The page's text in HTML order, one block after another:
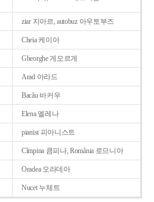
ziar 지아르, autobuz 아우토부즈
Cheia 케이아
Gheorghe 게오르게
Arad 아라드
Bacǎu 바커우
Elena 엘레나
pianist 피아니스트
Cîmpina 큼피나, România 로므니아
Oradea 오라데아
Nucet 누체트